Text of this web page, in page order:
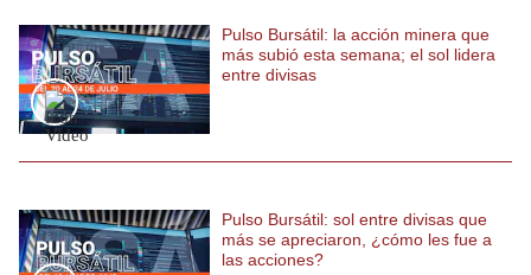
Fotogalerías
gestion.pe
¿quiénes
Términos
Y
Condiciones
Pulso Bursátil: la acción minera que
más subió esta semana; el sol lidera
entre divisas
Pulso Bursátil: sol entre divisas que
más se apreciaron, ¿cómo les fue a
las acciones?